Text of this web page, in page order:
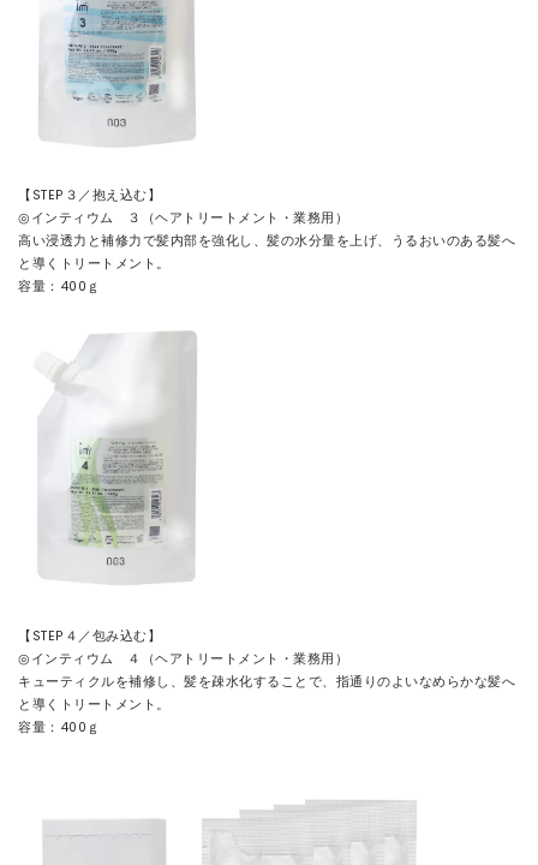
【STEP３／抱え込む】
◎インティウム ３（ヘアトリートメント・業務用）
高い浸透力と補修力で髪内部を強化し、髪の水分量を上げ、うるおいのある髪へ
と導くトリートメント。
容量：400ｇ
【STEP４／包み込む】
◎インティウム ４（ヘアトリートメント・業務用）
キューティクルを補修し、髪を疎水化することで、指通りのよいなめらかな髪へ
と導くトリートメント。
容量：400ｇ